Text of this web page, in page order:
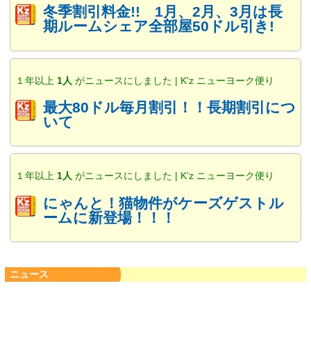
冬季割引料金!! 1月、2月、3月は長
期ルームシェア全部屋50ドル引き!
１年以上 1人 がニュースにしました | K'z ニューヨーク便り
最大80ドル毎月割引！！長期割引につ
いて
１年以上 1人 がニュースにしました | K'z ニューヨーク便り
にゃんと！猫物件がケーズゲストル
ームに新登場！！！
ニュース